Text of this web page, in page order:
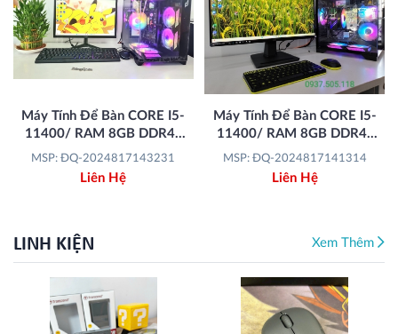
Máy Tính Để Bàn CORE I5-
11400/ RAM 8GB DDR4/
SSD 480GB/ LCD VSP 19"/
Phím +Chuột ( TOMATO )
MSP: ĐQ-2024817143231
Liên Hệ
Máy Tính Để Bàn CORE I5-
11400/ RAM 8GB DDR4/
SSD 480GB/ LCD MSI
24.5"/ Phím +Chuột (
Logitech Wireless MK240 )
MSP: ĐQ-2024817141314
Liên Hệ
LINH KIỆN Xem Thêm